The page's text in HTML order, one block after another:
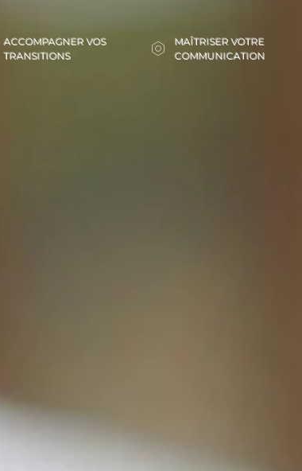
ACCOMPAGNER VOS
TRANSITIONS
MAÎTRISER VOTRE
COMMUNICATION